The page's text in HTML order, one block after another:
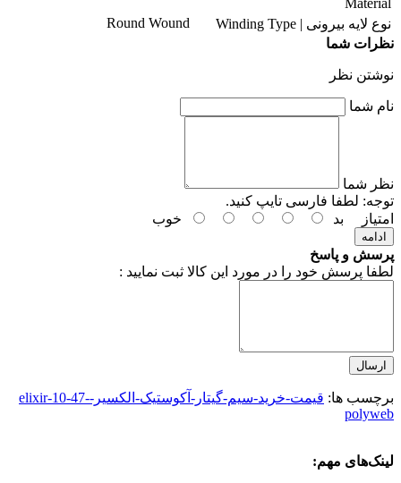
نوع لایه بیرونی | Winding Type
Round Wound
نظرات شما
نوشتن نظر
نام شما
نظر شما
توجه: لطفا فارسی تایپ کنید.
امتیاز
بد خوب
ادامه
پرسش و پاسخ
لطفا پرسش خود را در مورد این کالا ثبت نمایید :
ارسال
برچسب ها:
قیمت-خرید-سیم-گیتار-آکوستیک-الکسیر-elixir-10-47-
polyweb
لینک‌های مهم: